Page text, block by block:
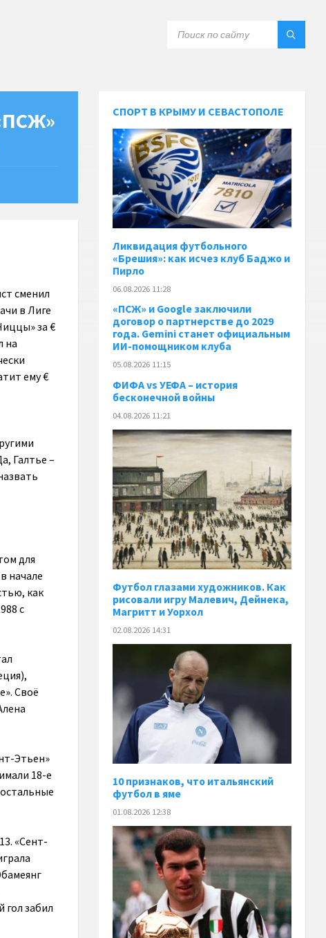
сменил
в Лиге
за €
на
ему €
Галтье –
для
начале
как
с
Своё
Этьен»
18-е
«Сент-
гол забил
СПОРТ В КРЫМУ И СЕВАСТОПОЛЕ
Ликвидация футбольного
«Брешия»: как исчез клуб Баджо и
Пирло
06.08.2026 11:28
«ПСЖ» и Google заключили
договор о партнерстве до 2029
года. Gemini станет официальным
ИИ-помощником клуба
05.08.2026 11:15
ФИФА vs УЕФА – история
бесконечной войны
04.08.2026 11:21
Футбол глазами художников. Как
рисовали игру Малевич, Дейнека,
Магритт и Уорхол
02.08.2026 14:31
10 признаков, что итальянский
футбол в яме
01.08.2026 12:38